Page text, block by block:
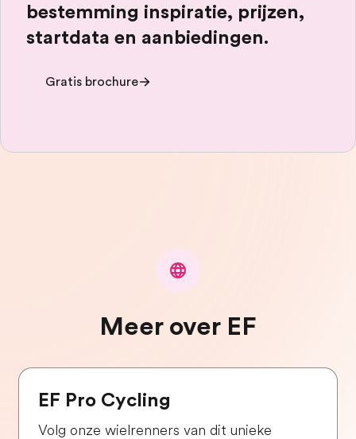
bestemming inspiratie, prijzen,
startdata en aanbiedingen.
Gratis brochure
Meer over EF
EF Pro Cycling
Volg onze wielrenners van dit unieke